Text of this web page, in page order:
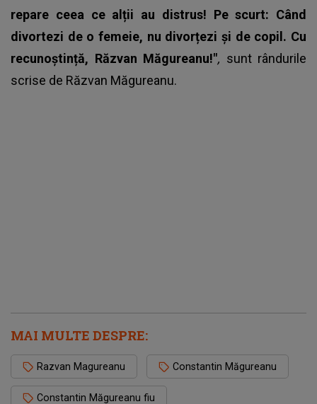
repare ceea ce alții au distrus! Pe scurt: Când
divortezi de o femeie, nu divorțezi și de copil. Cu
recunoștință, Răzvan Măgureanu!", sunt rândurile
scrise de Răzvan Măgureanu.
MAI MULTE DESPRE:
Razvan Magureanu Constantin Măgureanu
Constantin Măgureanu fiu